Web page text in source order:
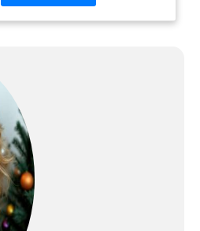
compromis entre budget,
esthétique et durabilité, qui
craindra ni le temps ni les
confrontations, gardant votre
jardin intact à travers les
saisons pour un espace
verdoyant sans entretien
coûteux Caractéristiques
techniques avancées:
Hauteur de la fibre 35mm,
Garantie 10 ans, Norme